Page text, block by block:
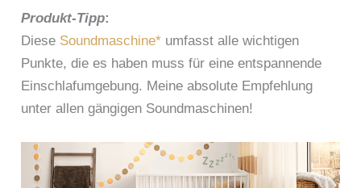
Produkt-Tipp:
Diese Soundmaschine* umfasst alle wichtigen
Punkte, die es haben muss für eine entspannende
Einschlafumgebung. Meine absolute Empfehlung
unter allen gängigen Soundmaschinen!